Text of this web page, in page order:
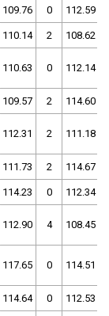
109.76 0 112.59
110.14 2 108.62
110.63 0 112.14
109.57 2 114.60
112.31 2 111.18
111.73 2 114.67
114.23 0 112.34
112.90 4 108.45
117.65 0 114.51
114.64 0 112.53